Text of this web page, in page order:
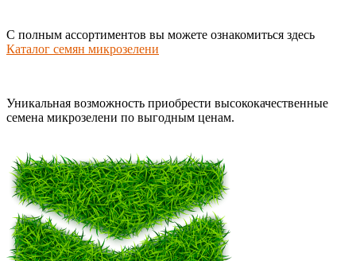
С полным ассортиментов вы можете ознакомиться здесь
Каталог семян микрозелени
Уникальная возможность приобрести высококачественные
семена микрозелени по выгодным ценам.